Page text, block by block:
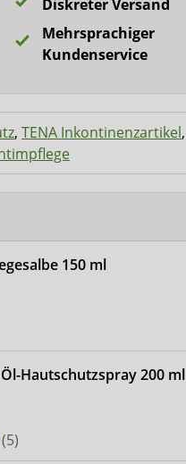
Diskreter Versand
Mehrsprachiger
Kundenservice
, TENA Inkontinenzartikel,
150 ml
Hautschutzspray 200 ml
(5)